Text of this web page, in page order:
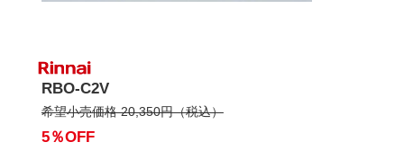
RBO-C2V
希望小売価格 20,350円（税込）
5％OFF